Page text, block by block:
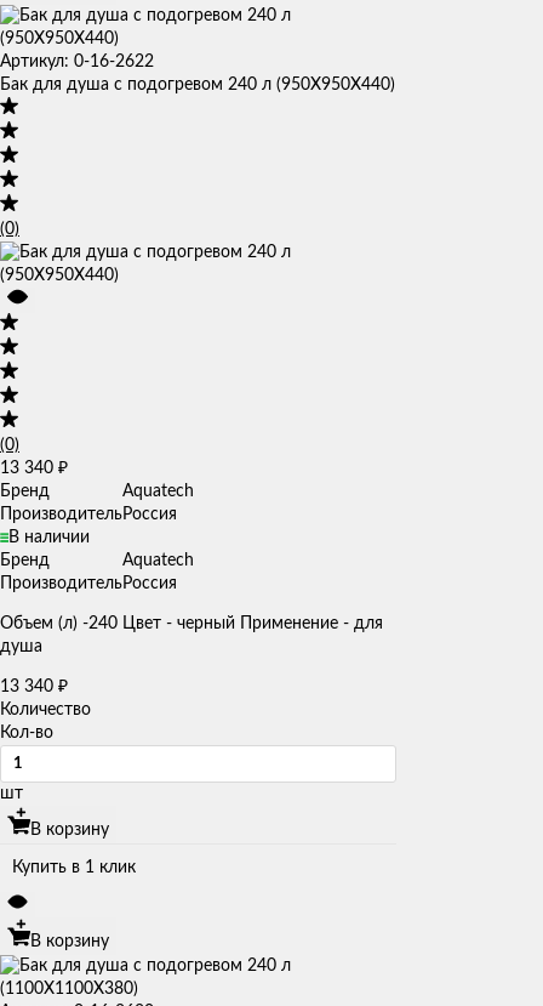
Артикул: 0-16-2622
Бак для душа с подогревом 240 л (950Х950X440)
(0)
(0)
13 340 ₽
Бренд
Aquatech
ПроизводительРоссия
В наличии
Бренд
Aquatech
ПроизводительРоссия
Объем (л) -240 Цвет - черный Применение - для
душа
13 340 ₽
Количество
Кол-во
шт
В корзину
Купить в 1 клик
В корзину